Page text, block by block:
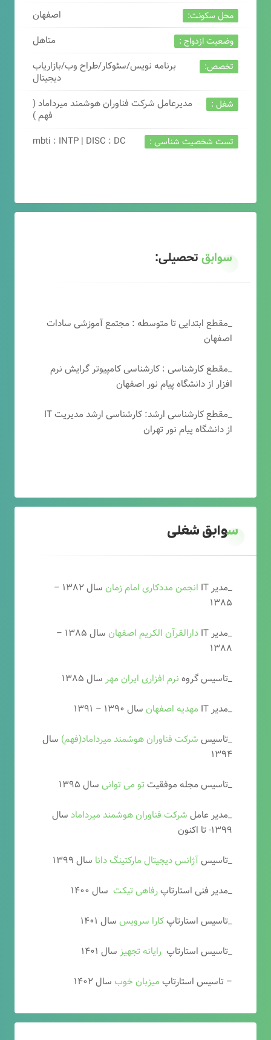
محل سکونت: اصفهان
وضعیت ازدواج : متاهل
تخصص:
برنامه نویس/سئوکار/طراح وب/بازاریاب
دیجیتال
شغل :
مدیرعامل شرکت فناوران هوشمند میرداماد (
فهم )
تست شخصیت شناسی : mbti : INTP | DISC : DC
سوابقتحصیلی:
_مقطع ابتدایی تا متوسطه : مجتمع آموزشی سادات
اصفهان
_مقطع کارشناسی : کارشناسی کامپیوتر گرایش نرم
افزار از دانشگاه پیام نور اصفهان
_مقطع کارشناسی ارشد: کارشناسی ارشد مدیریت IT
از دانشگاه پیام نور تهران
سوابق شغلی
_مدیر IT انجمن مددکاری امام زمان
سال ۱۳۸۲ –
۱۳۸۵
_مدیر IT
دارالقرآن الکریم اصفهان
سال ۱۳۸۵ –
۱۳۸۸
_تاسیس گروه نرم افزاری ایران مهر سال ۱۳۸۵
_مدیر IT
مهدیه اصفهان سال ۱۳۹۰ – ۱۳۹۱
_تاسیس شرکت فناوران هوشمند میرداماد(فهم) سال
۱۳۹۴
_تاسیس مجله موفقیتتو می توانی سال ۱۳۹۵
_مدیر عامل شرکت فناوران هوشمند میرداماد سال
۱۳۹۹- تا اکنون
_تاسیسآژانس دیجیتال مارکتینگ دانا سال ۱۳۹۹
_مدیر فنی استارتاپرفاهی تیکت سال ۱۴۰۰
_تاسیس استارتاپکارا سرویس سال ۱۴۰۱
_تاسیس استارتاپ رایانه تجهیز سال ۱۴۰۱
– تاسیس استارتاپ میزبان خوب سال ۱۴۰۲